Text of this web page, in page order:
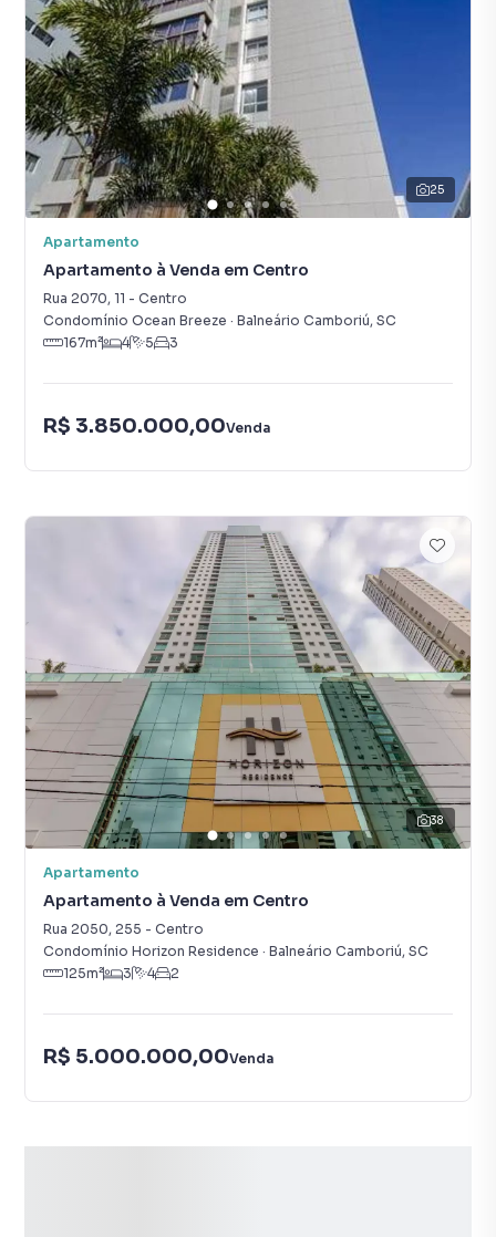
25
Apartamento
Apartamento à Venda em Centro
Rua 2070, 11 - Centro
Condomínio Ocean Breeze · Balneário Camboriú, SC
167m² 4 5 3
R$ 3.850.000,00Venda
38
Apartamento
Apartamento à Venda em Centro
Rua 2050, 255 - Centro
Condomínio Horizon Residence · Balneário Camboriú, SC
125m² 3 4 2
R$ 5.000.000,00Venda